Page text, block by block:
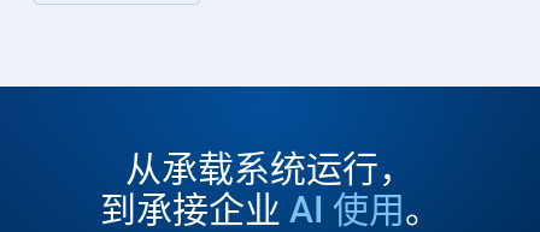
从承载系统运行，
到承接企业 AI 使用。